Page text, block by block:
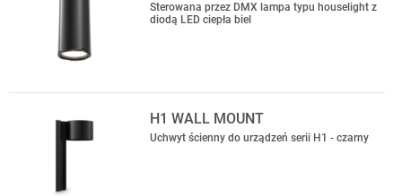
Sterowana przez DMX lampa typu houselight z
diodą LED ciepła biel
H1 WALL MOUNT
Uchwyt ścienny do urządzeń serii H1 - czarny